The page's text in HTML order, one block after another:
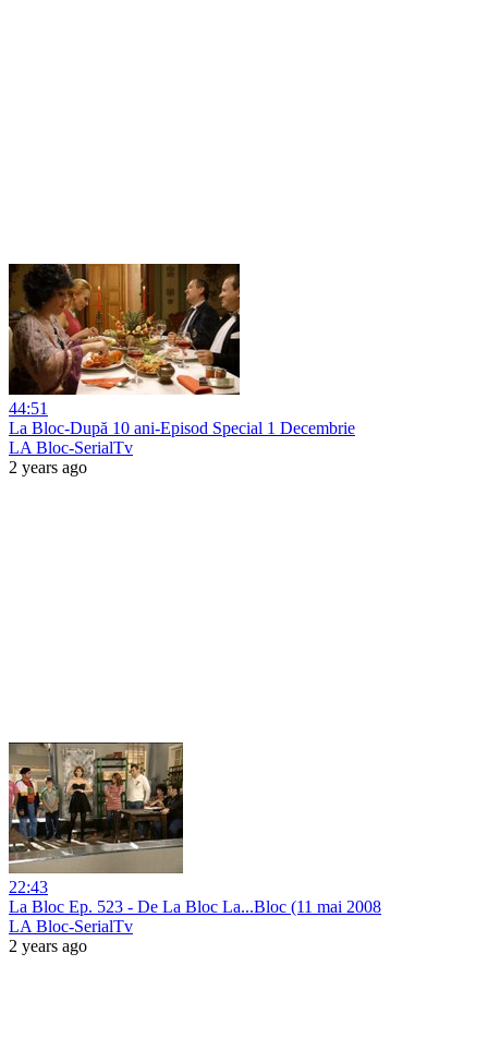
44:51
La Bloc-După 10 ani-Episod Special 1 Decembrie
LA Bloc-SerialTv
2 years ago
22:43
La Bloc Ep. 523 - De La Bloc La...Bloc (11 mai 2008
LA Bloc-SerialTv
2 years ago